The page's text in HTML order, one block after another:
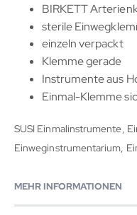
BIRKETT
sterile
einzeln verpackt
Klemme gerade
Instrumente aus
Einmal-Klemme
SUSI Einmalinstrumente,
Einweginstrumentarium,
MEHR INFORMATIONEN